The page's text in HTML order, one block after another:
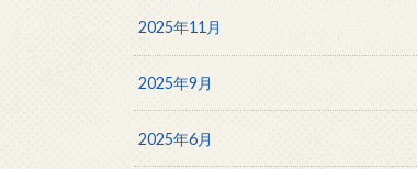
2025年11月
2025年9月
2025年6月